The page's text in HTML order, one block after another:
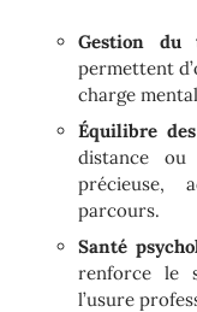
Gestion du
permettent
charge
Équilibre
distance
précieuse,
parcours.
Santé
renforce le
l’usure